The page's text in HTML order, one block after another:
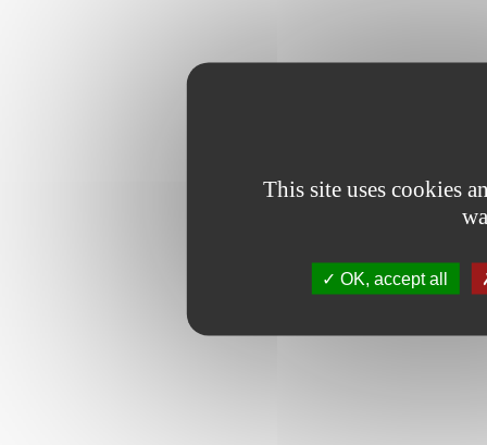
This site uses cookies
OK, accept all